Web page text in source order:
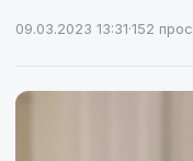
09.03.2023 13:31·152